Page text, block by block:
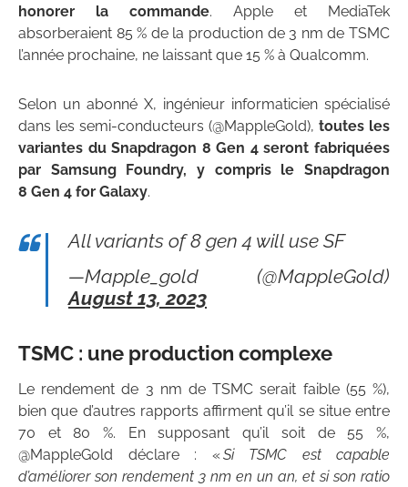
honorer la commande. Apple et MediaTek
absorberaient 85 % de la production de 3 nm de TSMC
l’année prochaine, ne laissant que 15 % à Qualcomm.
Selon un abonné X, ingénieur informaticien spécialisé
dans les semi-conducteurs (@MappleGold), toutes les
variantes du Snapdragon 8 Gen 4 seront fabriquées
par Samsung Foundry, y compris le Snapdragon
8 Gen 4 for Galaxy.
All variants of 8 gen 4 will use SF
—Mapple_gold (@MappleGold)
August 13, 2023
TSMC : une production complexe
Le rendement de 3 nm de TSMC serait faible (55 %),
bien que d’autres rapports affirment qu’il se situe entre
70 et 80 %. En supposant qu’il soit de 55 %,
@MappleGold déclare : «Si TSMC est capable
d’améliorer son rendement 3 nm en un an, et si son ratio